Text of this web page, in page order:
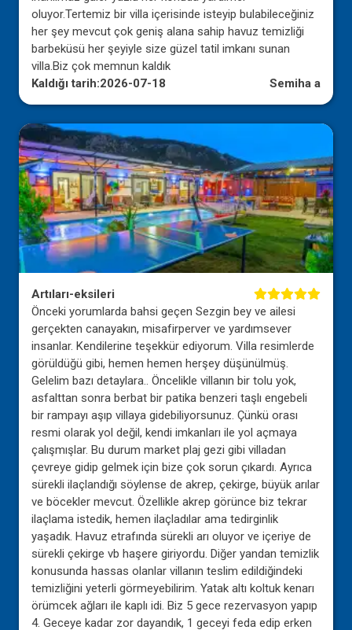
oluyor.Tertemiz bir villa içerisinde isteyip bulabileceğiniz
her şey mevcut çok geniş alana sahip havuz temizliği
barbeküsü her şeyiyle size güzel tatil imkanı sunan
villa.Biz çok memnun kaldık
Kaldığı tarih:2026-07-18 Semiha a
Artıları-eksileri
Önceki yorumlarda bahsi geçen Sezgin bey ve ailesi
gerçekten canayakın, misafirperver ve yardımsever
insanlar. Kendilerine teşekkür ediyorum. Villa resimlerde
görüldüğü gibi, hemen hemen herşey düşünülmüş.
Gelelim bazı detaylara.. Öncelikle villanın bir tolu yok,
asfalttan sonra berbat bir patika benzeri taşlı engebeli
bir rampayı aşıp villaya gidebiliyorsunuz. Çünkü orası
resmi olarak yol değil, kendi imkanları ile yol açmaya
çalışmışlar. Bu durum market plaj gezi gibi villadan
çevreye gidip gelmek için bize çok sorun çıkardı. Ayrıca
sürekli ilaçlandığı söylense de akrep, çekirge, büyük arılar
ve böcekler mevcut. Özellikle akrep görünce biz tekrar
ilaçlama istedik, hemen ilaçladılar ama tedirginlik
yaşadık. Havuz etrafında sürekli arı oluyor ve içeriye de
sürekli çekirge vb haşere giriyordu. Diğer yandan temizlik
konusunda hassas olanlar villanın teslim edildiğindeki
temizliğini yeterli görmeyebilirim. Yatak altı koltuk kenarı
örümcek ağları ile kaplı idi. Biz 5 gece rezervasyon yapıp
4. Geceye kadar zor dayandık, 1 geceyi feda edip erken